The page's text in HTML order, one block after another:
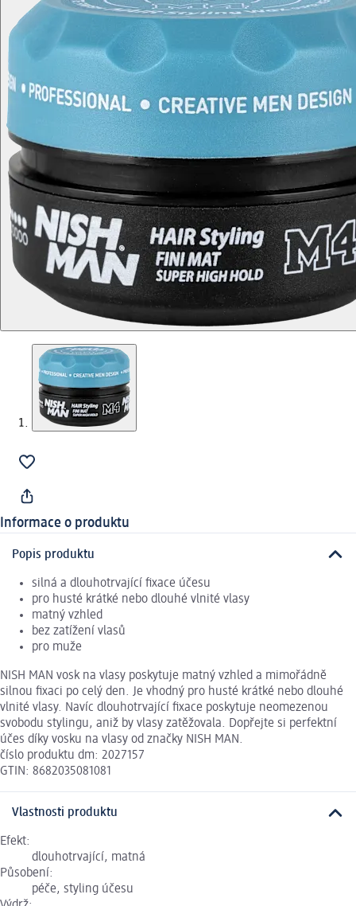
Informace o produktu
Popis produktu
silná a dlouhotrvající fixace účesu
pro husté krátké nebo dlouhé vlnité vlasy
matný vzhled
bez zatížení vlasů
pro muže
NISH MAN vosk na vlasy poskytuje matný vzhled a mimořádně
silnou fixaci po celý den. Je vhodný pro husté krátké nebo dlouhé
vlnité vlasy. Navíc dlouhotrvající fixace poskytuje neomezenou
svobodu stylingu, aniž by vlasy zatěžovala. Dopřejte si perfektní
účes díky vosku na vlasy od značky NISH MAN.
číslo produktu dm: 2027157
GTIN: 8682035081081
Vlastnosti produktu
Efekt:
dlouhotrvající, matná
Působení:
péče, styling účesu